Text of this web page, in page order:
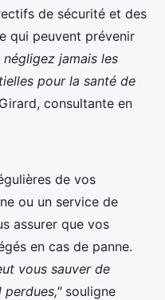
de sécurité et des
qui peuvent prévenir
négligez jamais les
pour la santé de
consultante en
de vos
ou un service de
assurer que vos
en cas de panne.
vous sauver de
perdues,"souligne